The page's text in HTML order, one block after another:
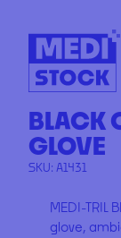
BLACK
GLOVE
SKU: A1431
MEDI-TRIL
glove,